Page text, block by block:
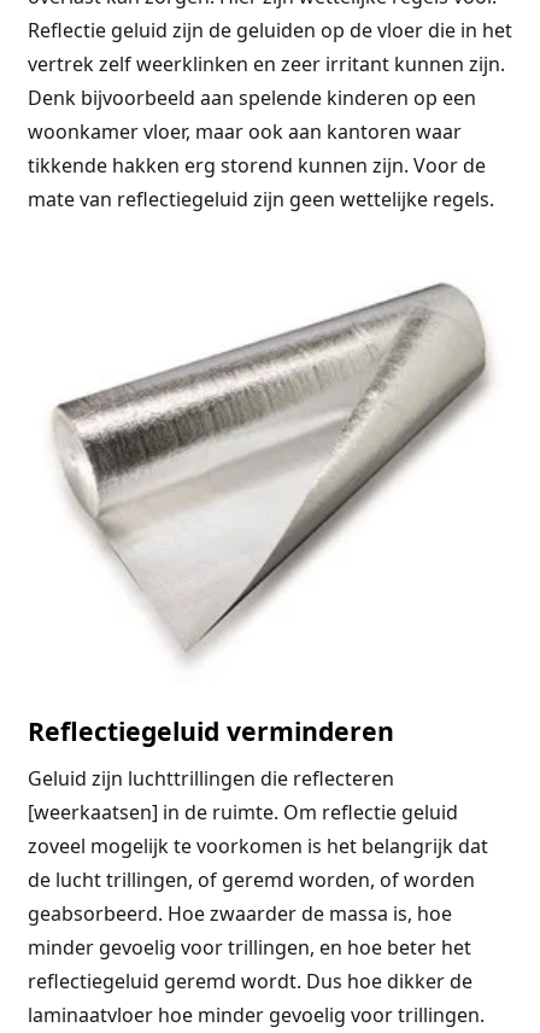
Reflectie geluid zijn de geluiden op de vloer die in het
vertrek zelf weerklinken en zeer irritant kunnen zijn.
Denk bijvoorbeeld aan spelende kinderen op een
woonkamer vloer, maar ook aan kantoren waar
tikkende hakken erg storend kunnen zijn. Voor de
mate van reflectiegeluid zijn geen wettelijke regels.
Reflectiegeluid verminderen
Geluid zijn luchttrillingen die reflecteren
[weerkaatsen] in de ruimte. Om reflectie geluid
zoveel mogelijk te voorkomen is het belangrijk dat
de lucht trillingen, of geremd worden, of worden
geabsorbeerd. Hoe zwaarder de massa is, hoe
minder gevoelig voor trillingen, en hoe beter het
reflectiegeluid geremd wordt. Dus hoe dikker de
laminaatvloer hoe minder gevoelig voor trillingen.